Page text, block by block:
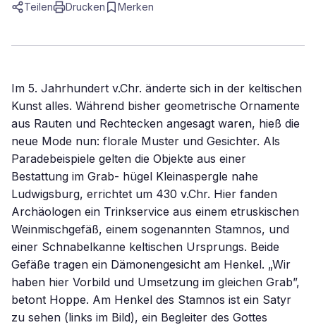
Teilen Drucken Merken
Im 5. Jahrhundert v.Chr. änderte sich in der keltischen
Kunst alles. Während bisher geometrische Ornamente
aus Rauten und Rechtecken angesagt waren, hieß die
neue Mode nun: florale Muster und Gesichter. Als
Paradebeispiele gelten die Objekte aus einer
Bestattung im Grab- hügel Kleinaspergle nahe
Ludwigsburg, errichtet um 430 v.Chr. Hier fanden
Archäologen ein Trinkservice aus einem etruskischen
Weinmischgefäß, einem sogenannten Stamnos, und
einer Schnabelkanne keltischen Ursprungs. Beide
Gefäße tragen ein Dämonengesicht am Henkel. „Wir
haben hier Vorbild und Umsetzung im gleichen Grab”,
betont Hoppe. Am Henkel des Stamnos ist ein Satyr
zu sehen (links im Bild), ein Begleiter des Gottes